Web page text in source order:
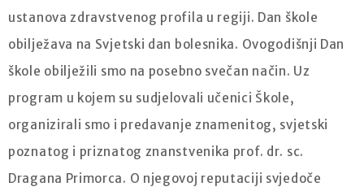
ustanova zdravstvenog profila u regiji. Dan škole
obilježava na Svjetski dan bolesnika. Ovogodišnji Dan
škole obilježili smo na posebno svečan način. Uz
program u kojem su sudjelovali učenici Škole,
organizirali smo i predavanje znamenitog, svjetski
poznatog i priznatog znanstvenika prof. dr. sc.
Dragana Primorca. O njegovoj reputaciji svjedoče